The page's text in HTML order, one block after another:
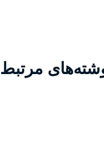
مرتبط